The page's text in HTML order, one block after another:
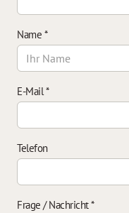
Name *
E-Mail*
Telefon
Frage / Nachricht*